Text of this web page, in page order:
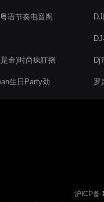
语节奏电音阁
金)时尚疯狂摇
生日Party劲
罗
沪ICP备